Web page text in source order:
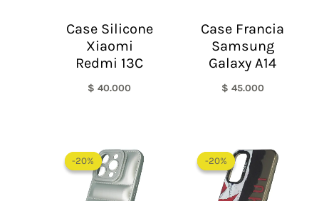
Case Silicone
Xiaomi
Redmi 13C
$ 40.000
Case Francia
Samsung
Galaxy A14
$ 45.000
-20%
-20%
precio
original
era:
$ 60.000.
-20%
-20%
precio
original
era:
$ 60.000.